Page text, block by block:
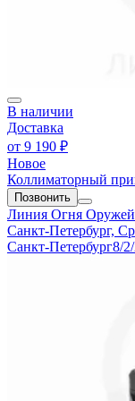
В наличии
Доставка
от 9 190 ₽
Новое
Коллиматорный
Позвонить
Линия Огня
Санкт-Петербург,
Санкт-Петербург8/